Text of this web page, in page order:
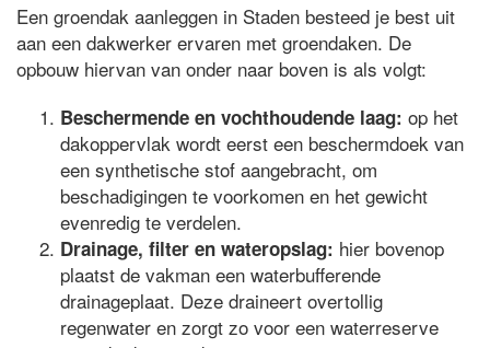
Een groendak aanleggen in Staden besteed je best uit
aan een dakwerker ervaren met groendaken. De
opbouw hiervan van onder naar boven is als volgt:
Beschermende en vochthoudende laag: op het
dakoppervlak wordt eerst een beschermdoek van
een synthetische stof aangebracht, om
beschadigingen te voorkomen en het gewicht
evenredig te verdelen.
Drainage, filter en wateropslag: hier bovenop
plaatst de vakman een waterbufferende
drainageplaat. Deze draineert overtollig
regenwater en zorgt zo voor een waterreserve